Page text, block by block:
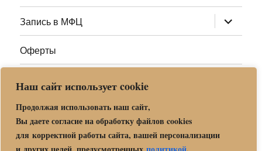
Наш сайт использует cookie
Продолжая использовать наш сайт,
Вы даете согласие на обработку файлов cookies
для корректной работы сайта, вашей персонализации
Запись в МФЦ раскрыть
дочернее
меню
Оферты
Адреса МФЦ МО
Центр государственных и муниципальных услуг «Мои